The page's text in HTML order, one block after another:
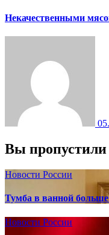
Некачественными
Вы пропустили
Новости России
Тумба в ванной больше
Новости России